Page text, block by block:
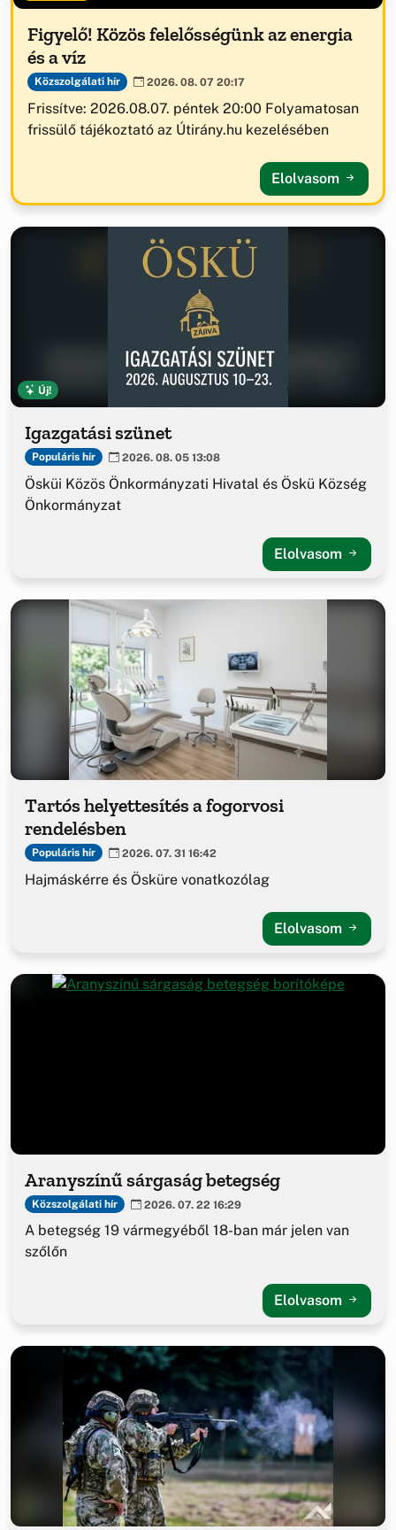
Figyelő! Közös felelősségünk az energia
és a víz
Közszolgálati hír 2026. 08. 07 20:17
Frissítve: 2026.08.07. péntek 20:00 Folyamatosan
frissülő tájékoztató az Útirány.hu kezelésében
Elolvasom
Új!
Igazgatási szünet
Populáris hír 2026. 08. 05 13:08
Ösküi Közös Önkormányzati Hivatal és Öskü Község
Önkormányzat
Elolvasom
Tartós helyettesítés a fogorvosi
rendelésben
Populáris hír 2026. 07. 31 16:42
Hajmáskérre és Ösküre vonatkozólag
Elolvasom
Aranyszínű sárgaság betegség
Közszolgálati hír 2026. 07. 22 16:29
A betegség 19 vármegyéből 18-ban már jelen van
szőlőn
Elolvasom